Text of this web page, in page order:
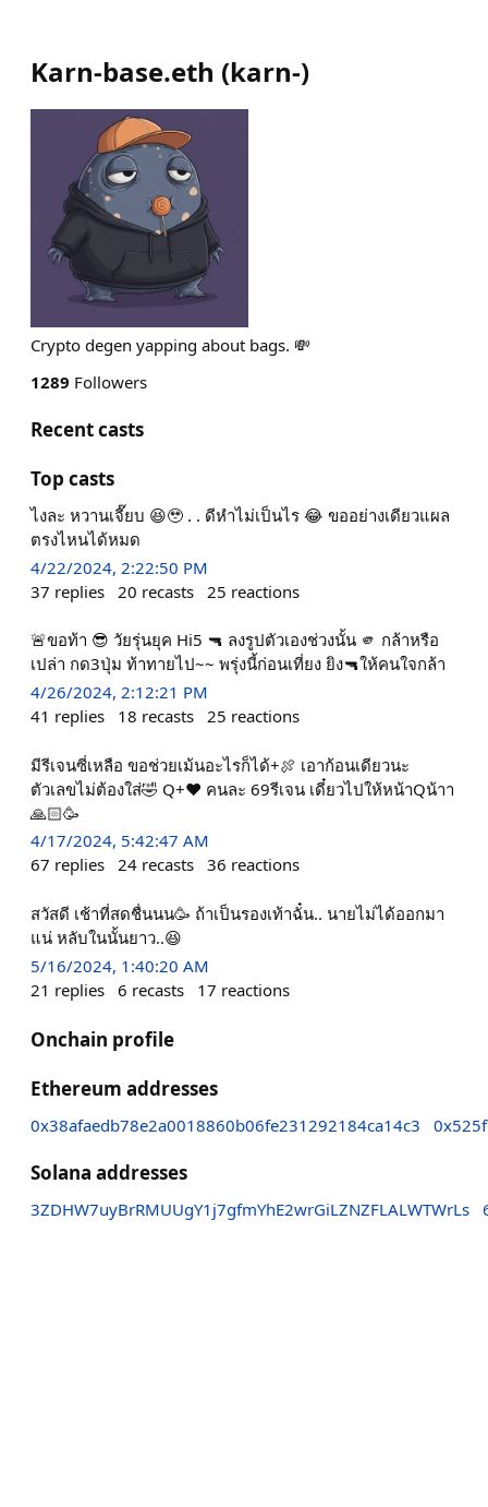
Karn-base.eth (karn-)
Crypto degen yapping about bags. 💸
1289 Followers
Recent casts
Top casts
ไงละ หวานเจี๊ยบ 😆🥹 . . ดีหำไม่เป็นไร 😂 ขออย่างเดียวแผล
ตรงไหนได้หมด
4/22/2024, 2:22:50 PM
37 replies 20 recasts 25 reactions
🚨ขอท้า 😎 วัยรุ่นยุค Hi5 🔫 ลงรูปตัวเองช่วงนั้น 🫵 กล้าหรือ
เปล่า กด3ปุ่ม ท้าทายไป~~ พรุ่งนี้ก่อนเที่ยง ยิง🔫ให้คนใจกล้า
4/26/2024, 2:12:21 PM
41 replies 18 recasts 25 reactions
มีรีเจนซี่เหลือ ขอช่วยเม้นอะไรก็ได้+🍖 เอาก้อนเดียวนะ
ตัวเลขไม่ต้องใส่🤣 Q+❤️ คนละ 69รีเจน เดี๋ยวไปให้หน้าQน้าา
🙏🏻🥳
4/17/2024, 5:42:47 AM
67 replies 24 recasts 36 reactions
สวัสดี เช้าที่สดชื่นนน🥳 ถ้าเป็นรองเท้าฉั๋น.. นายไม่ได้ออกมา
แน่ หลับในนั้นยาว..😆
5/16/2024, 1:40:20 AM
21 replies 6 recasts 17 reactions
Onchain profile
Ethereum addresses
0x38afaedb78e2a0018860b06fe231292184ca14c3
Solana addresses
3ZDHW7uyBrRMUUgY1j7gfmYhE2wrGiLZNZFLALWTWrLs